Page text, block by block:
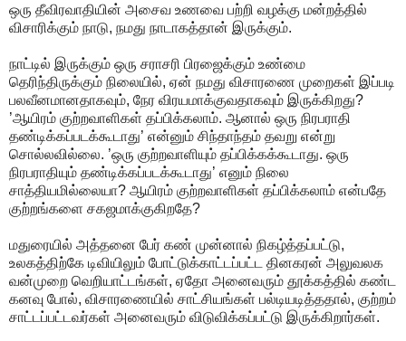
ஒரு தீவிரவாதியின் அசைவ உணவை பற்றி வழக்கு மன்றத்தில்
விசாரிக்கும் நாடு, நமது நாடாகத்தான் இருக்கும்.
நாட்டில் இருக்கும் ஒரு சராசரி பிரஜைக்கும் உண்மை
தெரிந்திருக்கும் நிலையில், ஏன் நமது விசாரணை முறைகள் இப்படி
பலவீனமானதாகவும், நேர விரயமாக்குவதாகவும் இருக்கிறது?
’ஆயிரம் குற்றவாளிகள் தப்பிக்கலாம். ஆனால் ஒரு நிரபராதி
தண்டிக்கப்படக்கூடாது’ என்னும் சிந்தாந்தம் தவறு என்று
சொல்லவில்லை. ’ஒரு குற்றவாளியும் தப்பிக்கக்கூடாது. ஒரு
நிரபராதியும் தண்டிக்கப்படக்கூடாது’ எனும் நிலை
சாத்தியமில்லையா? ஆயிரம் குற்றவாளிகள் தப்பிக்கலாம் என்பதே
குற்றங்களை சகஜமாக்குகிறதே?
மதுரையில் அத்தனை பேர் கண் முன்னால் நிகழ்த்தப்பட்டு,
உலகத்திற்கே டிவியிலும் போட்டுக்காட்டப்பட்ட தினகரன் அலுவலக
வன்முறை வெறியாட்டங்கள், ஏதோ அனைவரும் தூக்கத்தில் கண்ட
கனவு போல், விசாரணையில் சாட்சியங்கள் பல்டியடித்ததால், குற்றம்
சாட்டப்பட்டவர்கள் அனைவரும் விடுவிக்கப்பட்டு இருக்கிறார்கள்.